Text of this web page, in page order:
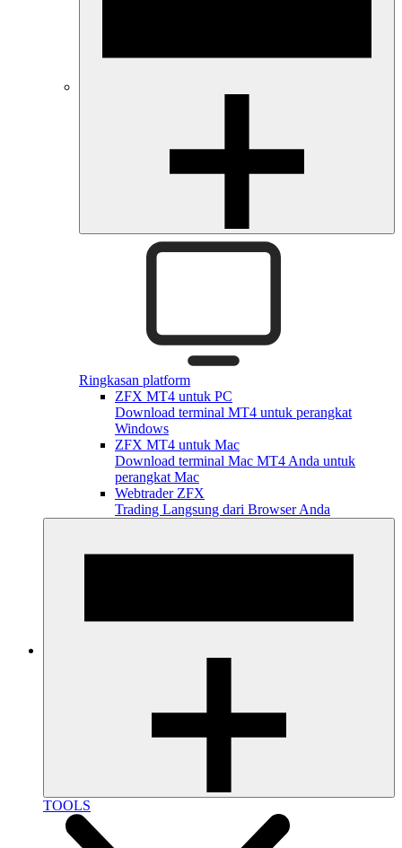
Ringkasan platform
ZFX MT4 untuk PC
Download terminal MT4 untuk perangkat
Windows
ZFX MT4 untuk Mac
Download terminal Mac MT4 Anda untuk
perangkat Mac
Webtrader ZFX
Trading Langsung dari Browser Anda
TOOLS